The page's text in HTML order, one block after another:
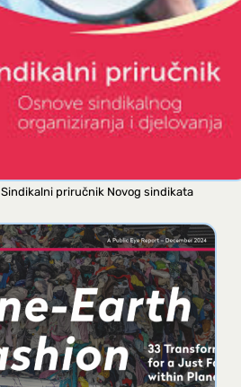
Sindikalni priručnik Novog sindikata